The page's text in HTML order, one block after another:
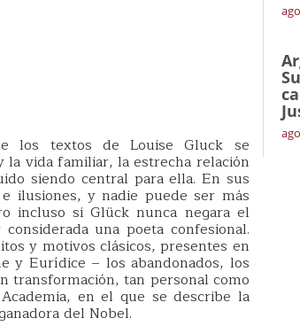
los textos de Louise Gluck se
la vida familiar, la estrecha relación
siendo central para ella. En sus
ilusiones, y nadie puede ser más
incluso si Glück nunca negara el
una poeta confesional.
y motivos clásicos, presentes en
y Eurídice – los abandonados, los
transformación, tan personal como
en el que se describe la
del Nobel.